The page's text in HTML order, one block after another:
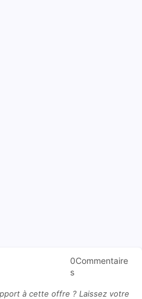
0Commentaire
s
à cette offre ? Laissez votre